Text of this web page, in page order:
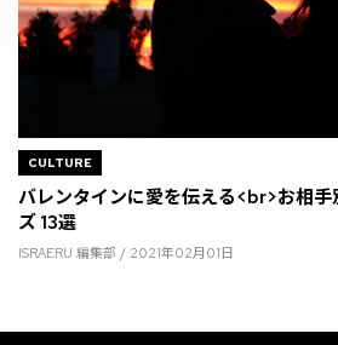
CULTURE
バレンタインに愛を伝える<br>お相手
ズ 13選
ISRAERU 編集部 / 2021年02月01日